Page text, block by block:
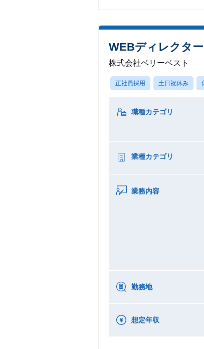
WEBディレクタ
株式会社ベリーベスト
正社員採用 土日祝休み
職種カテゴリ
業種カテゴリ
業務内容
勤務地
想定年収